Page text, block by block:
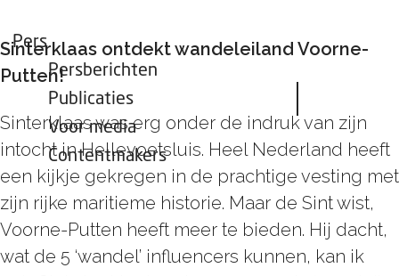
Pers
Persberichten
Publicaties
Voor media
Contentmakers
Sinterklaas ontdekt wandeleiland Voorne-
Putten!
Sinterklaas was erg onder de indruk van zijn
intocht in Hellevoetsluis. Heel Nederland heeft
een kijkje gekregen in de prachtige vesting met
zijn rijke maritieme historie. Maar de Sint wist,
Voorne-Putten heeft meer te bieden. Hij dacht,
wat de 5 ‘wandel’ influencers kunnen, kan ik